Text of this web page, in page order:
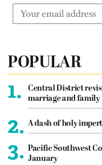
POPULAR
1.
Central District
marriage and family
2. A dash of holy
3. Pacific Southwest
January